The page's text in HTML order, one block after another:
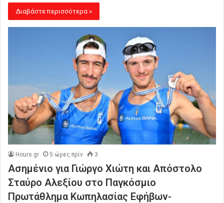
Διαβάστε περισσότερα »
Hours.gr 5 ώρες πρίν 3
Ασημένιο για Γιώργο Χιώτη και Απόστολο
Σταύρο Αλεξίου στο Παγκόσμιο
Πρωτάθλημα Κωπηλασίας Εφήβων-